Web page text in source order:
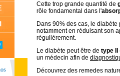
Cette trop grande quantité de
rôle fondamental dans l'
Dans 90% des cas, le
notamment en réduisant son
régulièrement.
Le diabète peut être de type II
un médecin afin de
Découvrez des remedes